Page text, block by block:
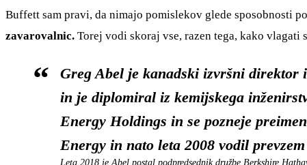
Buffett sam pravi, da nimajo pomislekov glede sposobnosti
zavarovalnic. Torej vodi skoraj vse, razen tega, kako
Greg Abel je kanadski izvršni direktor
in je diplomiral iz kemijskega
Energy Holdings in se pozneje
Energy in nato leta 2008 vodil
Leta 2018 je Abel postal podpredsednik družbe Berkshire